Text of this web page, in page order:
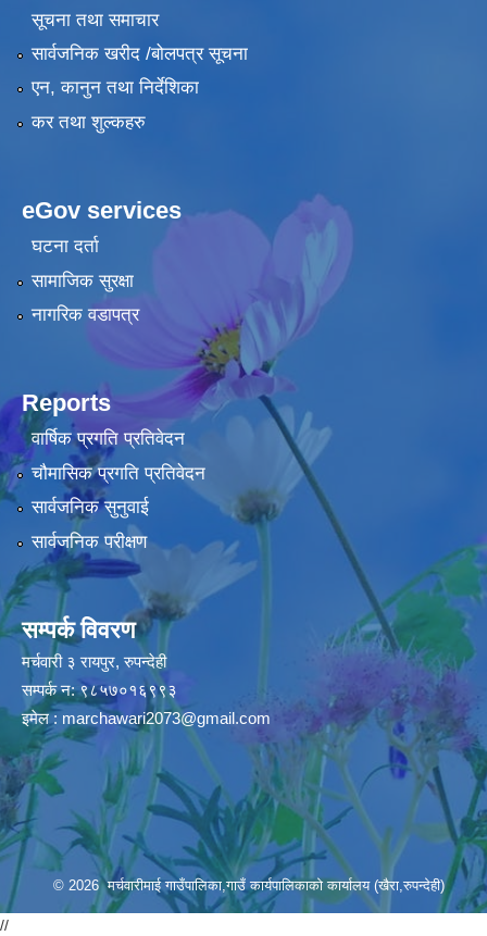
सूचना तथा समाचार
सार्वजनिक खरीद /बोलपत्र सूचना
एन, कानुन तथा निर्देशिका
कर तथा शुल्कहरु
eGov services
घटना दर्ता
सामाजिक सुरक्षा
नागरिक वडापत्र
Reports
वार्षिक प्रगति प्रतिवेदन
चौमासिक प्रगति प्रतिवेदन
सार्वजनिक सुनुवाई
सार्वजनिक परीक्षण
सम्पर्क विवरण
मर्चवारी ३ रायपुर, रुपन्देही
सम्पर्क न: ९८५७०१६९९३
इमेल : marchawari2073@gmail.com
© 2026 मर्चवारीमाई गाउँपालिका,गाउँ कार्यपालिकाको कार्यालय (खैरा,रुपन्देही)
//